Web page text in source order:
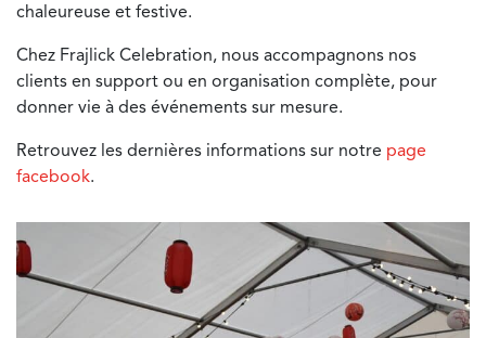
chaleureuse et festive.
Chez Frajlick Celebration, nous accompagnons nos
clients en support ou en organisation complète, pour
donner vie à des événements sur mesure.
Retrouvez les dernières informations sur notre page
facebook.